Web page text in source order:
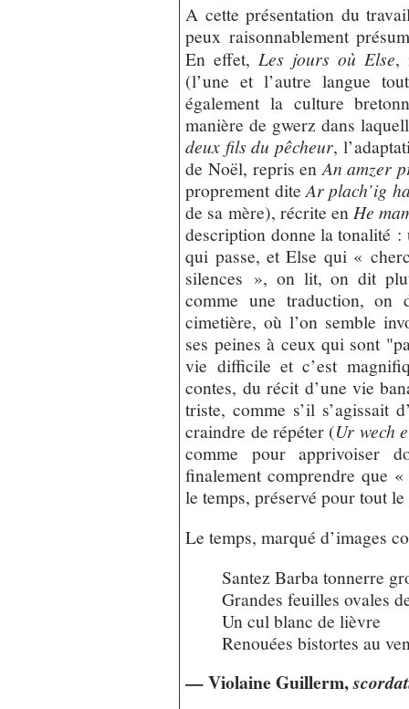
A cette présentation du
peux raisonnablement
En effet, Les jours où Else,
(l’une et l’autre langue
également la culture
manière de gwerz dans
deux fils du pêcheur,
de Noël, repris en An amzer
proprement diteAr plach’ig
de sa mère), récrite en He
description donne la tonalité
qui passe, et Else qui «
silences », on lit, on dit
comme une traduction, on
cimetière, où l’on semble
ses peines à ceux qui sont
vie difficile et c’est
contes, du récit d’une vie
triste, comme s’il s’agissait
craindre de répéter (Ur wech
comme pour apprivoiser
finalement comprendre que
le temps, préservé pour tout
Le temps, marqué d’images
Santez Barba tonnerre
Grandes feuilles ovales
Un cul blanc de lièvre
Renouées bistortes au
— Violaine Guillerm,